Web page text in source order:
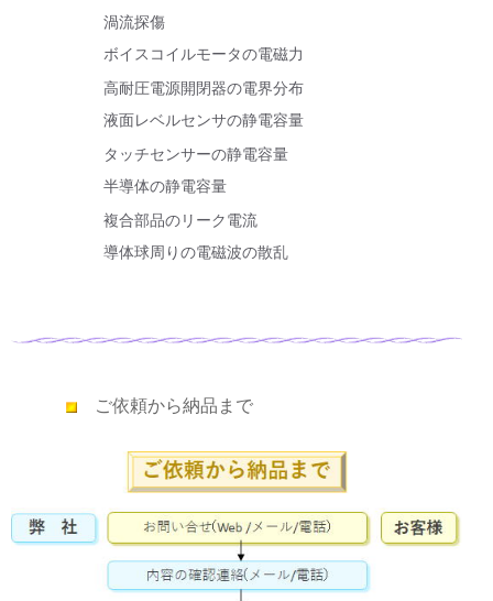
渦流探傷
ボイスコイルモータの電磁力
高耐圧電源開閉器の電界分布
液面レベルセンサの静電容量
タッチセンサーの静電容量
半導体の静電容量
複合部品のリーク電流
導体球周りの電磁波の散乱
ご依頼から納品まで